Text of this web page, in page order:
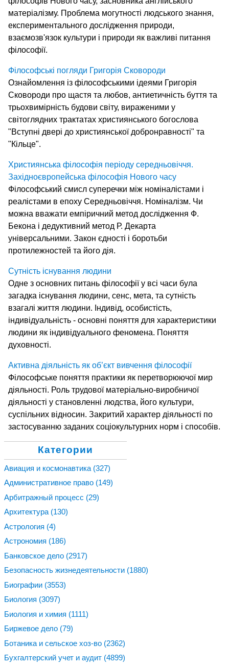
матеріалізму. Проблема могутності людського знання,
експериментального дослідження природи,
взаємозв'язок культури і природи як важливі питання
філософії.
Філософські погляди Григорія Сковороди
Ознайомлення із філософськими ідеями Григорія
Сковороди про щастя та любов, антиетичність буття та
трьохвимірність будови світу, вираженими у
світоглядних трактатах християнського богослова
"Вступні двері до християнської добронравності" та
"Кільце".
Християнська філософія періоду середньовіччя.
Західноєвропейська філософія Нового часу
Філософський смисл суперечки між номіналістами і
реалістами в епоху Середньовіччя. Номіналізм. Чи
можна вважати емпіричний метод дослідження Ф.
Бекона і дедуктивний метод Р. Декарта
універсальними. Закон єдності і боротьби
протилежностей та його дія.
Сутність існування людини
Одне з основних питань філософії у всі часи була
загадка існування людини, сенс, мета, та сутність
взагалі життя людини. Індивід, особистість,
індивідуальність - основні поняття для характеристики
людини як індивідуального феномена. Поняття
духовності.
Активна діяльність як об’єкт вивчення філософії
Філософське поняття практики як перетворюючої мир
діяльності. Роль трудової матеріально-виробничої
діяльності у становленні людства, його культури,
суспільних відносин. Закритий характер діяльності по
застосуванню заданих соціокультурних норм і способів.
Категории
Авиация и космонавтика (327)
Административное право (149)
Арбитражный процесс (29)
Архитектура (130)
Астрология (4)
Астрономия (186)
Банковское дело (2917)
Безопасность жизнедеятельности (1880)
Биографии (3553)
Биология (3097)
Биология и химия (1111)
Биржевое дело (79)
Ботаника и сельское хоз-во (2362)
Бухгалтерский учет и аудит (4899)